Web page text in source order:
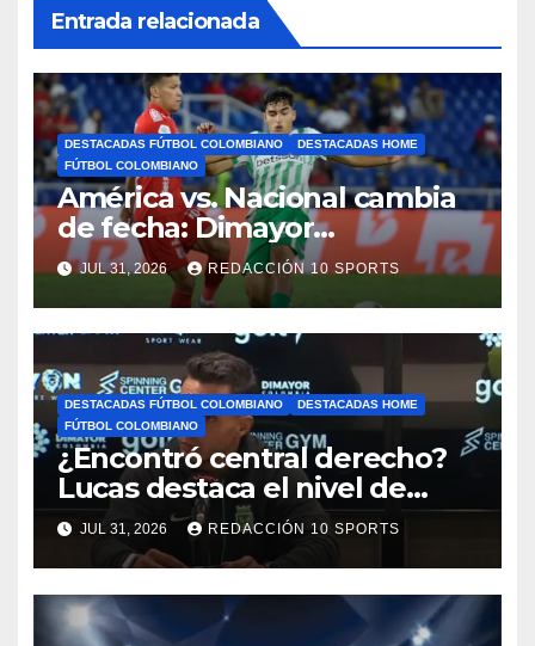
Entrada relacionada
DESTACADAS FÚTBOL COLOMBIANO
DESTACADAS HOME
FÚTBOL COLOMBIANO
América vs. Nacional cambia
de fecha: Dimayor
reprogramó el clásico por
motivos de seguridad
JUL 31, 2026 REDACCIÓN 10 SPORTS
DESTACADAS FÚTBOL COLOMBIANO
DESTACADAS HOME
FÚTBOL COLOMBIANO
¿Encontró central derecho?
Lucas destaca el nivel de
Néider Parra
JUL 31, 2026 REDACCIÓN 10 SPORTS